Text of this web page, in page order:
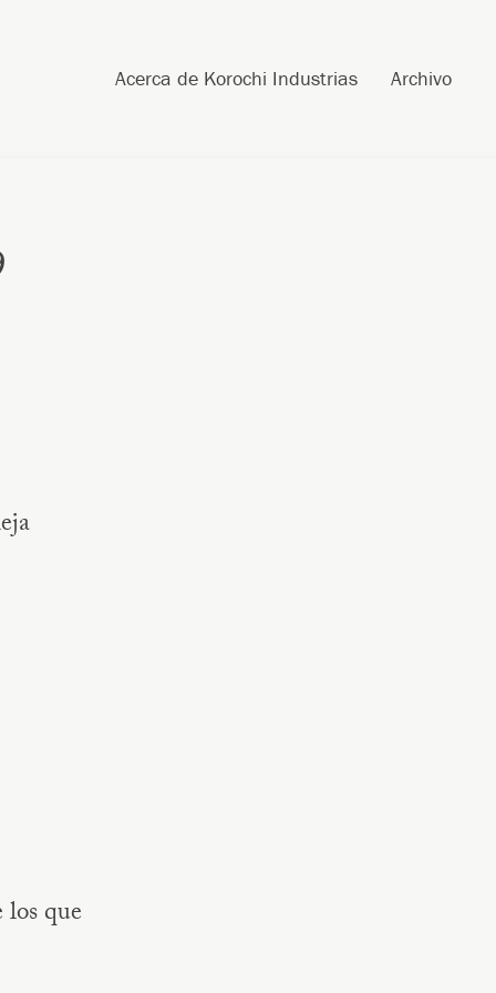
Acerca de Korochi Industrias Archivo
que